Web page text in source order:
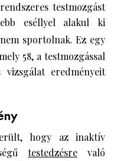
testmozgást
eséllyel alakul ki
sportolnak. Ez egy
58, a testmozgással
vizsgálat eredményeit
hogy az inaktív
testedzésre való